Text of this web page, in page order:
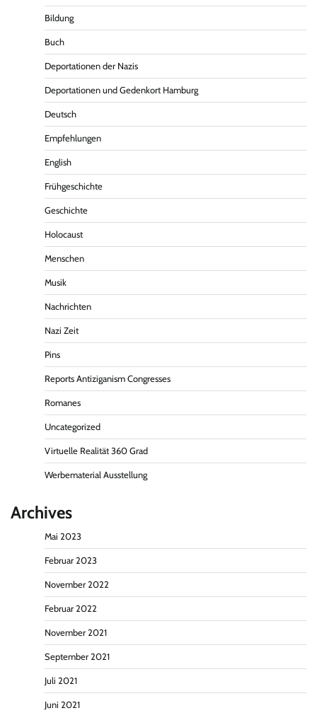
Bildung
Buch
Deportationen der Nazis
Deportationen und Gedenkort Hamburg
Deutsch
Empfehlungen
English
Frühgeschichte
Geschichte
Holocaust
Menschen
Musik
Nachrichten
Nazi Zeit
Pins
Reports Antiziganism Congresses
Romanes
Uncategorized
Virtuelle Realität 360 Grad
Werbematerial Ausstellung
Archives
Mai 2023
Februar 2023
November 2022
Februar 2022
November 2021
September 2021
Juli 2021
Juni 2021